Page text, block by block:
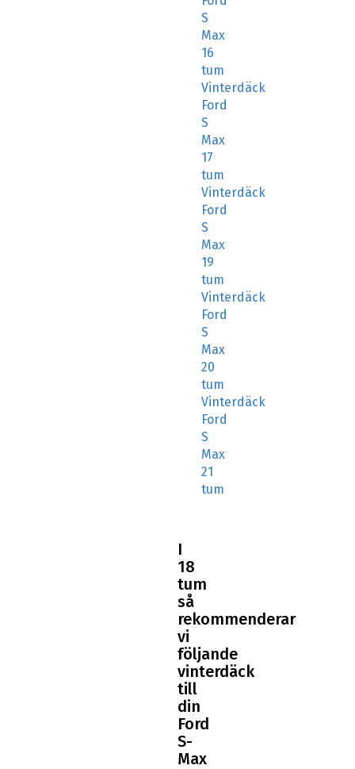
S
Max
16
tum
Vinterdäck
Ford
S
Max
17
tum
Vinterdäck
Ford
S
Max
19
tum
Vinterdäck
Ford
S
Max
20
tum
Vinterdäck
Ford
S
Max
21
tum
I
18
tum
så
rekommenderar
vi
följande
vinterdäck
till
din
Ford
S-
Max